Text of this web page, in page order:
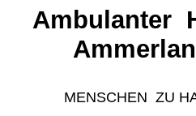
Ambulanter
A
MENSCHEN ZU